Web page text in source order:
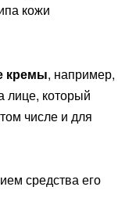
кожи
кремы, например,
лице, который
числе и для
средства его